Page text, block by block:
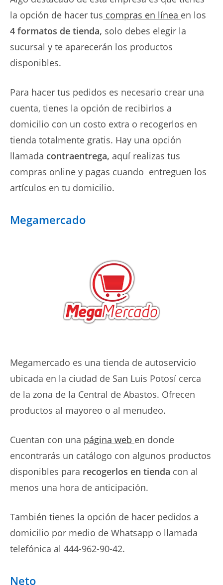
la opción de hacer tus compras en línea en los
4 formatos de tienda, solo debes elegir la
sucursal y te aparecerán los productos
disponibles.
Para hacer tus pedidos es necesario crear una
cuenta, tienes la opción de recibirlos a
domicilio con un costo extra o recogerlos en
tienda totalmente gratis. Hay una opción
llamada contraentrega, aquí realizas tus
compras online y pagas cuando entreguen los
artículos en tu domicilio.
Megamercado
Megamercado es una tienda de autoservicio
ubicada en la ciudad de San Luis Potosí cerca
de la zona de la Central de Abastos. Ofrecen
productos al mayoreo o al menudeo.
Cuentan con una página web en donde
encontrarás un catálogo con algunos productos
disponibles para recogerlos en tienda con al
menos una hora de anticipación.
También tienes la opción de hacer pedidos a
domicilio por medio de Whatsapp o llamada
telefónica al 444-962-90-42.
Neto